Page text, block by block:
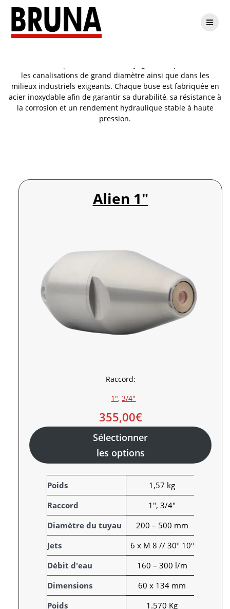
Buses 3/4″
les canalisations de grand diamètre ainsi que dans les
milieux industriels exigeants. Chaque buse est fabriquée en
acier inoxydable afin de garantir sa durabilité, sa résistance à
la corrosion et un rendement hydraulique stable à haute
pression.
Alien 1″
Raccord:
1″, 3/4″
355,00€
Sélectionner
les options
A
t
t
r
i
b
u
t
s
V
a
l
e
u
r
Poids
1,57 kg
Raccord
1", 3/4"
Diamètre du tuyau
200 – 500 mm
Jets
6 x M 8 // 30º 10º
Débit d'eau
160 – 300 l/m
Dimensions
60 x 134 mm
Poids
1.570 Kg